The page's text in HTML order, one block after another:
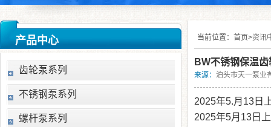
当前位置： 首页>资讯
BW不锈钢保温
来源： 泊头市天一泵业
2025年5.月13日
2025年5月13日
产品中心
齿轮泵系列
不锈钢泵系列
螺杆泵系列